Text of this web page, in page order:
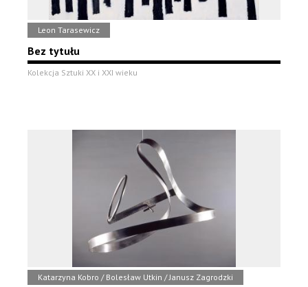
Leon Tarasewicz
Bez tytułu
Kolekcja Sztuki XX i XXI wieku
Katarzyna Kobro / Bolesław Utkin / Janusz Zagrodzki